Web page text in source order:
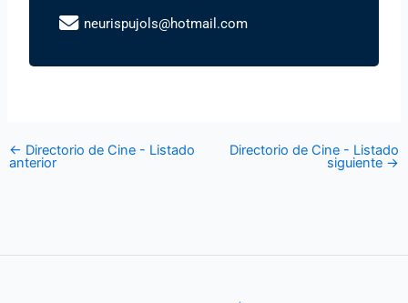
neurispujols@hotmail.com
← Directorio de Cine - Listado
anterior
Directorio de Cine - Listado
siguiente →